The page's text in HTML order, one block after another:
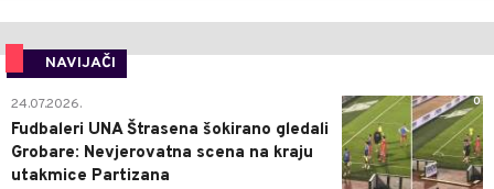
NAVIJAČI
0
24.07.2026.
Fudbaleri UNA Štrasena šokirano gledali
Grobare: Nevjerovatna scena na kraju
utakmice Partizana